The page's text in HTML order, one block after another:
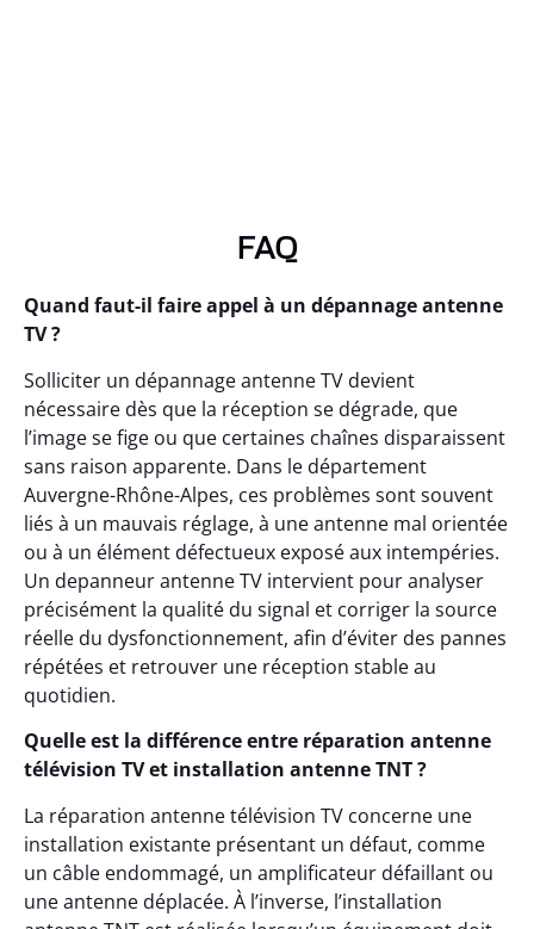
FAQ
Quand faut-il faire appel à un dépannage antenne
TV ?
Solliciter un dépannage antenne TV devient
nécessaire dès que la réception se dégrade, que
l’image se fige ou que certaines chaînes disparaissent
sans raison apparente. Dans le département
Auvergne-Rhône-Alpes, ces problèmes sont souvent
liés à un mauvais réglage, à une antenne mal orientée
ou à un élément défectueux exposé aux intempéries.
Un depanneur antenne TV intervient pour analyser
précisément la qualité du signal et corriger la source
réelle du dysfonctionnement, afin d’éviter des pannes
répétées et retrouver une réception stable au
quotidien.
Quelle est la différence entre réparation antenne
télévision TV et installation antenne TNT ?
La réparation antenne télévision TV concerne une
installation existante présentant un défaut, comme
un câble endommagé, un amplificateur défaillant ou
une antenne déplacée. À l’inverse, l’installation